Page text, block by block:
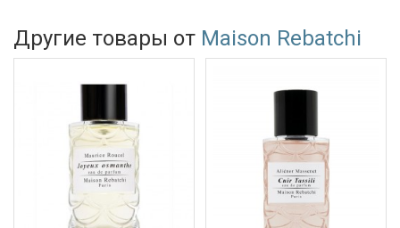
Другие товары от Maison Rebatchi